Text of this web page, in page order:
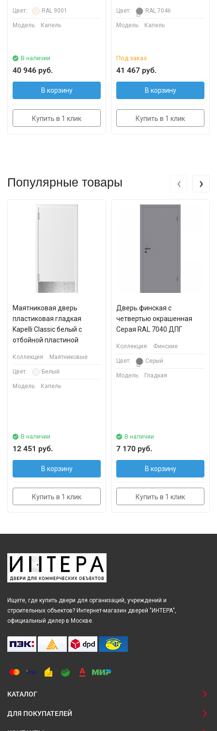
Цвет: RAL 9001
Модель: Капель
В наличии
40 946 руб.
В корзину
Купить в 1 клик
Цвет: RAL 7046
Модель: Капель
Под заказ
41 467 руб.
В корзину
Купить в 1 клик
Популярные товары
Маятниковая дверь
пластиковая гладкая
Kapelli Classic белый с
отбойной пластиной
Коллекция: Маятниковые
Цвет: Белый
Модель: Капель
В наличии
12 451 руб.
В корзину
Купить в 1 клик
Дверь финская с
четвертью окрашенная
Серая RAL 7040 ДПГ
Коллекция: Финские
Цвет: Серый
Модель: Гладкая
В наличии
7 170 руб.
В корзину
Купить в 1 клик
‹ ›
Ищете, где купить двери для организаций, учреждений и
строительных объектов? Интернет-магазин дверей "ИНТЕРА",
официальный дилер в Москве.
КАТАЛОГ
ДЛЯ ПОКУПАТЕЛЕЙ